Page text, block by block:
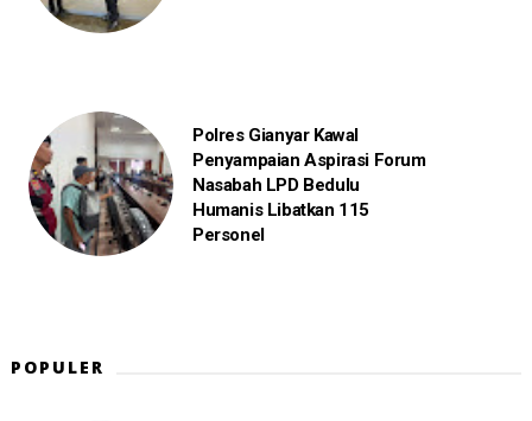
Polres Gianyar Kawal
Penyampaian Aspirasi Forum
Nasabah LPD Bedulu
Humanis Libatkan 115
Personel
POPULER